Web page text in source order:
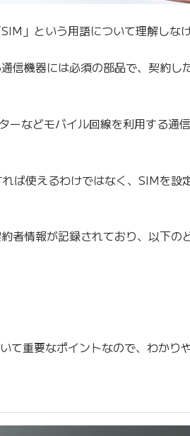
」という用語について理解しな
信機器には必須の部品で、契約
ーなどモバイル回線を利用する通
ば使えるわけではなく、SIMを設
者情報が記録されており、以下の
て重要なポイントなので、わかり